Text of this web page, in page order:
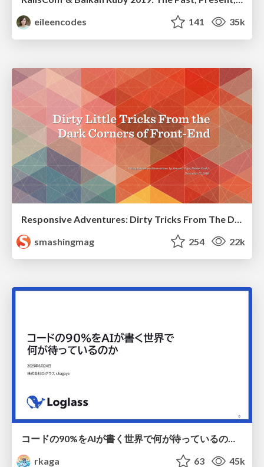
eileencodes
141 35k
smashingmag
254 22k
コードの90%をAIが書く世界で何が待っているのか / What awaits us in a world where 90% of the code is written by AI
rkaga
63 45k